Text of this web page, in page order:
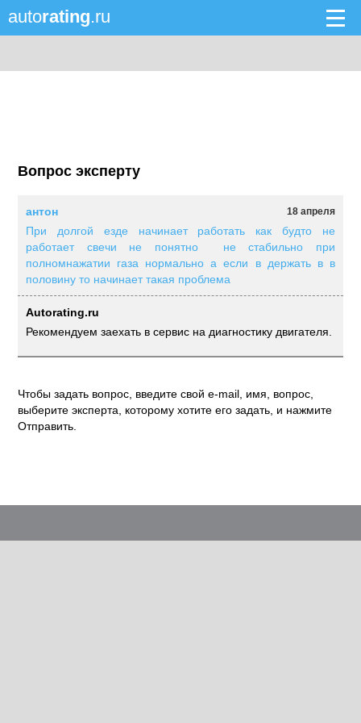
autorating.ru
Вопрос эксперту
18 апреля
антон
При долгой езде начинает работать как будто не
работает свечи не понятно не стабильно при
полномнажатии газа нормально а если в держать в в
половину то начинает такая проблема
Autorating.ru
Рекомендуем заехать в сервис на диагностику двигателя.
Чтобы задать вопрос, введите свой e-mail, имя, вопрос,
выберите эксперта, которому хотите его задать, и нажмите
Отправить.